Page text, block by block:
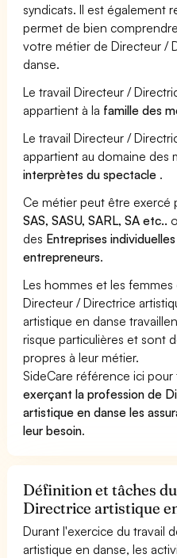
syndicats. Il est également
permet de bien
votre métier de Directeur /
danse.
Le travail Directeur /
appartient à la famille des
Le travail Directeur /
appartient au domaine des
interprètes du spectacle .
Ce métier peut être exercé
SAS, SASU, SARL, SA etc..
des Entreprises individuelles
entrepreneurs.
Les hommes et les
Directeur / Directrice
artistique en danse
risque particulières et sont
propres à leur métier.
SideCare référence ici
exerçant la profession de
artistique en danse les
leur besoin.
Définition et tâches
Directrice artistique
Durant l'exercice du travail
artistique en danse, les